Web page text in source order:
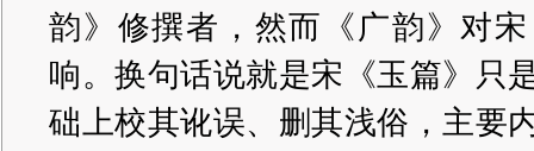
韵》修撰者，然而《广韵》对
响。换句话说就是宋《玉篇》只
础上校其讹误、删其浅俗，主要